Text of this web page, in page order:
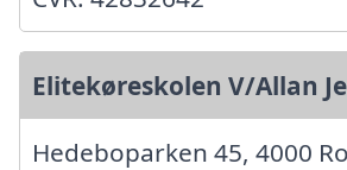
Elitekøreskolen V/Allan
Hedeboparken 45, 4000